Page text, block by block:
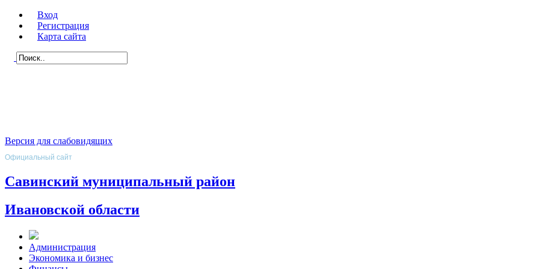
Вход
Регистрация
Карта сайта
Версия для слабовидящих
Официальный сайт
Савинский муниципальный район
Ивановской области
Администрация
Экономика и бизнес